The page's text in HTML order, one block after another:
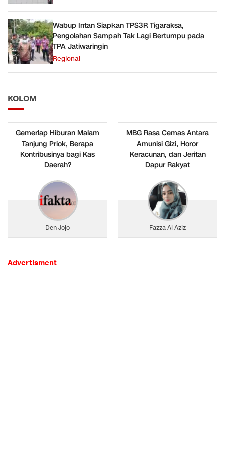
Wabup Intan Siapkan TPS3R Tigaraksa,
Pengolahan Sampah Tak Lagi Bertumpu pada
TPA Jatiwaringin
Regional
KOLOM
Gemerlap Hiburan Malam
Tanjung Priok, Berapa
Kontribusinya bagi Kas
Daerah?
Den Jojo
MBG Rasa Cemas Antara
Amunisi Gizi, Horor
Keracunan, dan Jeritan
Dapur Rakyat
Fazza Al Aziz
Advertisment